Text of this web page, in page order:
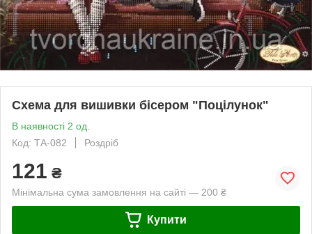
Схема для вишивки бісером "Поцілунок"
В наявності 2 од.
Код: ТА-082
Роздріб
121 ₴
Мінімальна сума замовлення на сайті — 200 ₴
Купити